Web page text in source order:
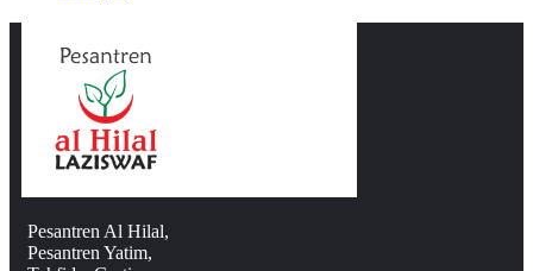
Pesantren Al Hilal,
Pesantren Yatim,